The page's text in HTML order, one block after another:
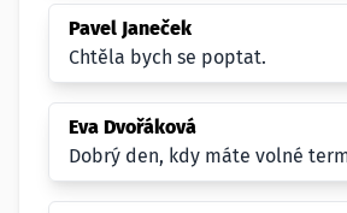
Pavel Janeček
Chtěla bych se poptat.
Eva Dvořáková
Dobrý den, kdy máte volné